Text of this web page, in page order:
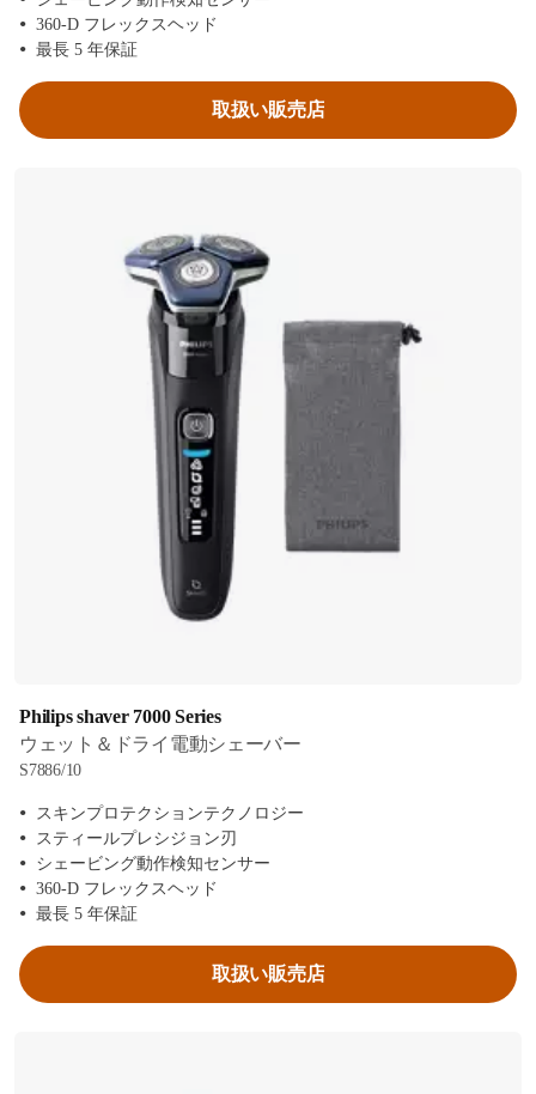
目は，口の左右。ここは舌を裏側か
ら押す感じで，いろいろな方向から
攻める。左右で40秒間くらい。残り
の40秒間で，左右の頬を仕上げる。
シェーバーを洗うとき，少しの水で
肌を湿らせるが，この時，剃り残り
減。強く押しつけると，カミソリ負
けになるので，軽く押しつけるのが
コツ。その点，新型のS9000シリーズ
は，感圧センサが付いているので，
興味がある。
360-D フレックスヘッド
最長 5 年保証
取扱い販売店
Philips shaver 7000 Series
ウェット＆ドライ電動シェーバー
S7886/10
スキンプロテクションテクノロジー
スティールプレシジョン刃
シェービング動作検知センサー
360-D フレックスヘッド
最長 5 年保証
取扱い販売店